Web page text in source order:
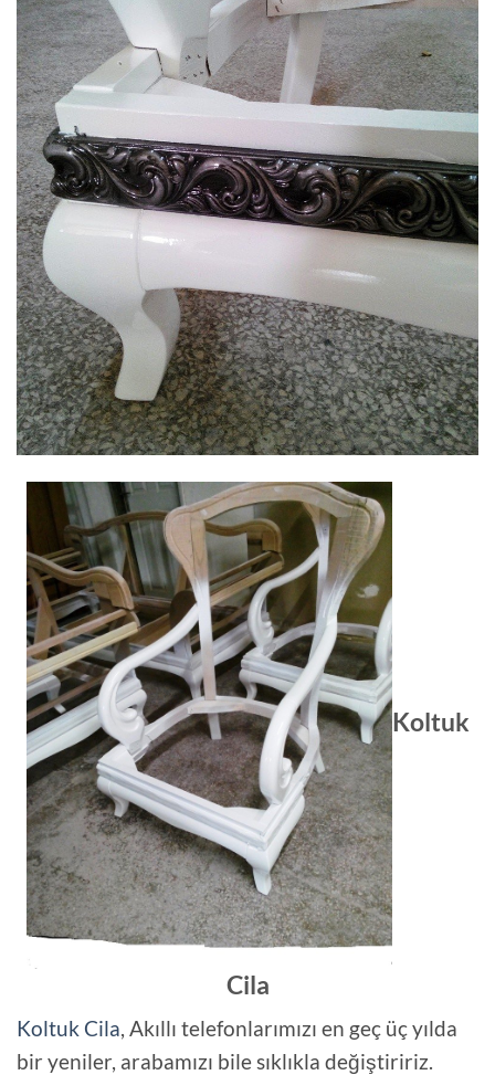
Koltuk
Cila
Koltuk Cila , Akıllı telefonlarımızı en geç üç yılda
bir yeniler, arabamızı bile sıklıkla değiştiririz.